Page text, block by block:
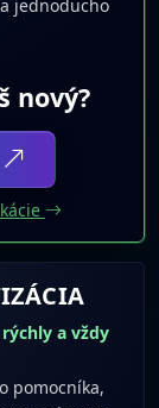
jednoducho
nový?
a vždy
pomocníka,